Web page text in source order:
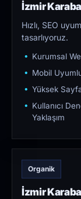
İzmir
Hızlı, SEO
tasarlıyoruz.
Kurumsal
Mobil
Yüksek
Kullanıcı
Yaklaşım
Organik
İzmir